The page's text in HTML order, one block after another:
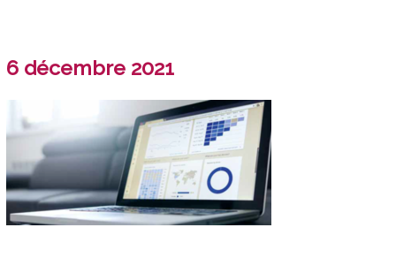
6 décembre 2021